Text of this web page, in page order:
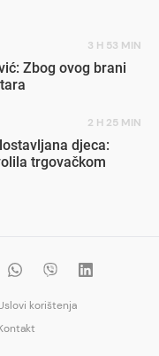
3 H 53 MIN
Zbog ovog brani
2 H 25 MIN
djeca:
trgovačkom
korištenja